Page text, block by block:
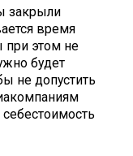
закрыли
время
при этом не
будет
не допустить